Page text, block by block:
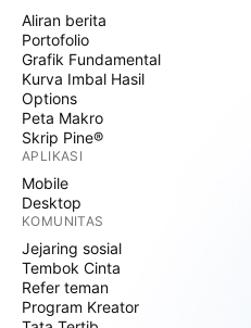
Aliran berita
Portofolio
Grafik Fundamental
Kurva Imbal Hasil
Options
Peta Makro
Skrip Pine®
APLIKASI
Mobile
Desktop
KOMUNITAS
Jejaring sosial
Tembok Cinta
Refer teman
Program Kreator